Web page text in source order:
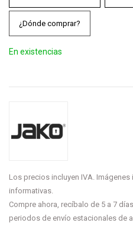
¿Dónde comprar?
En existencias
Los precios incluyen IVA.
informativas.
Compre ahora, recíbalo de 5 a 7
periodos de envío estacionales de